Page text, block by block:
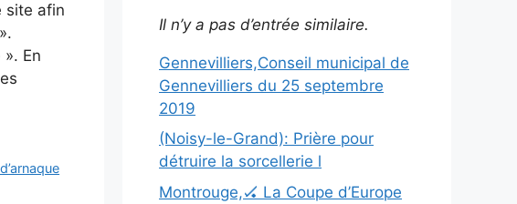
site afin
En
Il n’y a pas d’entrée similaire.
Gennevilliers,Conseil municipal de
Gennevilliers du 25 septembre
2019
(Noisy-le-Grand): Prière pour
détruire la sorcellerie l
Montrouge,🏑 La Coupe d’Europe